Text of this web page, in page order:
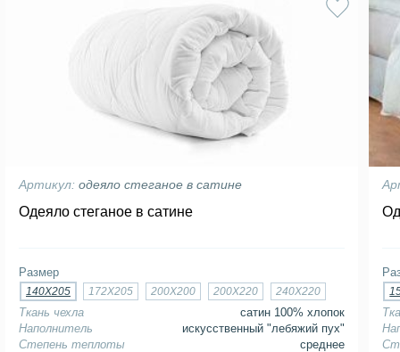
Артикул: одеяло стеганое в сатине
Одеяло стеганое в сатине
Ткань чехла
сатин 100% хлопок
Наполнитель
искусственный "лебяжий пух"
Степень теплоты
среднее
Размер
140Х205 172Х205 200Х200 200Х220 240Х220